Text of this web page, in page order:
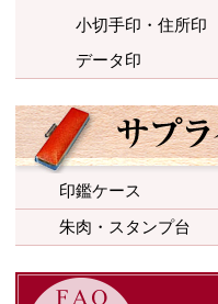
小切手印・住所印
データ印
印鑑ケース
朱肉・スタンプ台